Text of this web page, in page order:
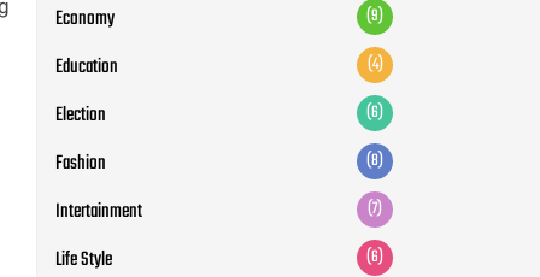
Economy (9)
Education (4)
Election (6)
Fashion (8)
Intertainment (7)
Life Style (6)